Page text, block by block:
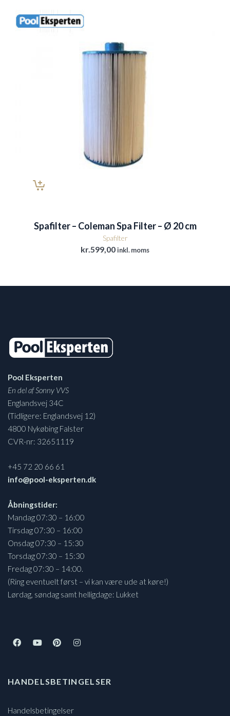
Spafilter – Coleman Spa Filter – Ø 20 cm
Spafilter
kr.599,00inkl. moms
Pool Eksperten
En del af Sonny VVS
Englandsvej 34C
(Tidligere: Englandsvej 12)
4800 Nykøbing Falster
CVR-nr: 32651119
+45 72 20 66 61
info@pool-eksperten.dk
Åbningstider:
Mandag 07:30 – 16:00
Tirsdag 07:30 – 16:00
Onsdag 07:30 – 15:30
Torsdag 07:30 – 15:30
Fredag 07:30 – 14:00.
(Ring eventuelt først – vi kan være ude at køre!)
Lørdag, søndag samt helligdage: Lukket
HANDELSBETINGELSER
Handelsbetingelser